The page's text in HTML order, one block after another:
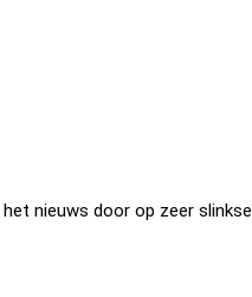
nieuws door op zeer